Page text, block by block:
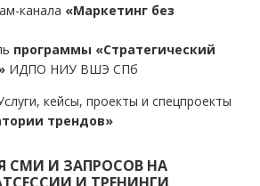
канала «Маркетинг без
программы «Стратегический
ИДПО НИУ ВШЭ СПб
кейсы, проекты и спецпроекты
трендов»
СМИ И ЗАПРОСОВ НА